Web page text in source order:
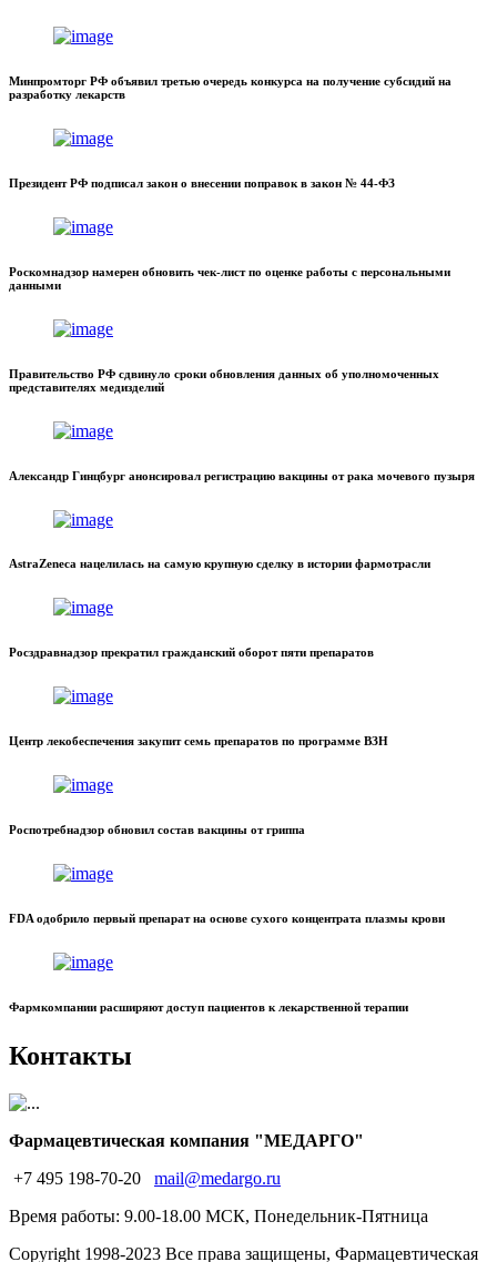
Минпромторг РФ объявил третью очередь конкурса на получение субсидий на
разработку лекарств
Президент РФ подписал закон о внесении поправок в закон № 44-ФЗ
Роскомнадзор намерен обновить чек-лист по оценке работы с персональными
данными
Правительство РФ сдвинуло сроки обновления данных об уполномоченных
представителях медизделий
Александр Гинцбург анонсировал регистрацию вакцины от рака мочевого пузыря
AstraZeneca нацелилась на самую крупную сделку в истории фармотрасли
Росздравнадзор прекратил гражданский оборот пяти препаратов
Центр лекобеспечения закупит семь препаратов по программе ВЗН
Роспотребнадзор обновил состав вакцины от гриппа
FDA одобрило первый препарат на основе сухого концентрата плазмы крови
Фармкомпании расширяют доступ пациентов к лекарственной терапии
Контакты
Фармацевтическая компания "МЕДАРГО"
+7 495 198-70-20
mail@medargo.ru
Время работы: 9.00-18.00 МСК, Понедельник-Пятница
Copyright 1998-2023 Все права защищены, Фармацевтическая